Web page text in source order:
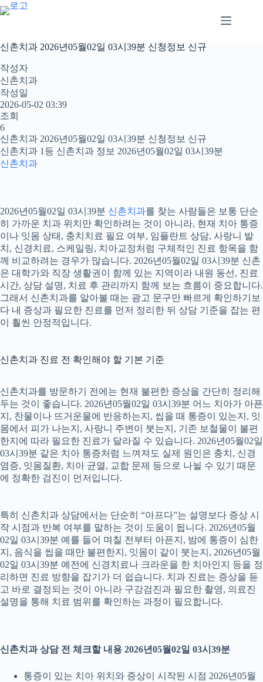
본
문
로
건
너
뛰
기
신촌치과 2026년05월02일 03시39분 신청정보 신규
작성자
신촌치과
작성일
2026-05-02 03:39
조회
6
신촌치과 2026년05월02일 03시39분 신청정보 신규
신촌치과 1등 신촌치과 정보 2026년05월02일 03시39분
신촌치과
2026년05월02일 03시39분 신촌치과를 찾는 사람들은 보통 단순
히 가까운 치과 위치만 확인하려는 것이 아니라, 현재 치아 통증
이나 잇몸 상태, 충치치료 필요 여부, 임플란트 상담, 사랑니 발
치, 신경치료, 스케일링, 치아교정처럼 구체적인 진료 항목을 함
께 비교하려는 경우가 많습니다. 2026년05월02일 03시39분 신촌
은 대학가와 직장 생활권이 함께 있는 지역이라 내원 동선, 진료
시간, 상담 설명, 치료 후 관리까지 함께 보는 흐름이 중요합니다.
그래서 신촌치과를 알아볼 때는 광고 문구만 빠르게 확인하기보
다 내 증상과 필요한 진료를 먼저 정리한 뒤 상담 기준을 잡는 편
이 훨씬 안정적입니다.
신촌치과 진료 전 확인해야 할 기본 기준
신촌치과를 방문하기 전에는 현재 불편한 증상을 간단히 정리해
두는 것이 좋습니다. 2026년05월02일 03시39분 어느 치아가 아픈
지, 찬물이나 뜨거운물에 반응하는지, 씹을 때 통증이 있는지, 잇
몸에서 피가 나는지, 사랑니 주변이 붓는지, 기존 보철물이 불편
한지에 따라 필요한 진료가 달라질 수 있습니다. 2026년05월02일
03시39분 같은 치아 통증처럼 느껴져도 실제 원인은 충치, 신경
염증, 잇몸질환, 치아 균열, 교합 문제 등으로 나뉠 수 있기 때문
에 정확한 검진이 먼저입니다.
특히 신촌치과 상담에서는 단순히 “아프다”는 설명보다 증상 시
작 시점과 반복 여부를 말하는 것이 도움이 됩니다. 2026년05월
02일 03시39분 예를 들어 며칠 전부터 아픈지, 밤에 통증이 심한
지, 음식을 씹을 때만 불편한지, 잇몸이 같이 붓는지, 2026년05월
02일 03시39분 예전에 신경치료나 크라운을 한 치아인지 등을 정
리하면 진료 방향을 잡기가 더 쉽습니다. 치과 진료는 증상을 듣
고 바로 결정되는 것이 아니라 구강검진과 필요한 촬영, 의료진
설명을 통해 치료 범위를 확인하는 과정이 필요합니다.
신촌치과 상담 전 체크할 내용 2026년05월02일 03시39분
통증이 있는 치아 위치와 증상이 시작된 시점 2026년05월